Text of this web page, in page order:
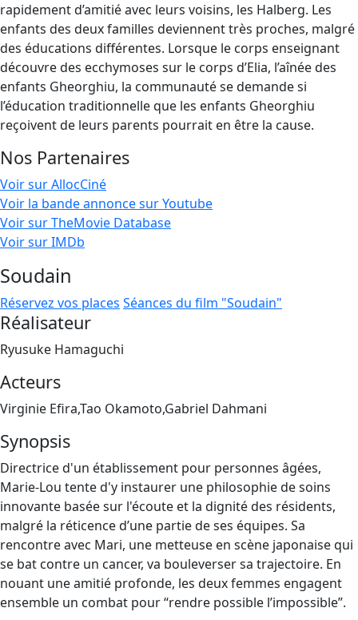
rapidement d’amitié avec leurs voisins, les Halberg. Les
enfants des deux familles deviennent très proches, malgré
des éducations différentes. Lorsque le corps enseignant
découvre des ecchymoses sur le corps d’Elia, l’aînée des
enfants Gheorghiu, la communauté se demande si
l’éducation traditionnelle que les enfants Gheorghiu
reçoivent de leurs parents pourrait en être la cause.
Nos Partenaires
Voir sur AllocCiné
Voir la bande annonce sur Youtube
Voir sur TheMovie Database
Voir sur IMDb
Soudain
Réservez vos places Séances du film "Soudain"
Réalisateur
Ryusuke Hamaguchi
Acteurs
Virginie Efira,Tao Okamoto,Gabriel Dahmani
Synopsis
Directrice d'un établissement pour personnes âgées,
Marie-Lou tente d'y instaurer une philosophie de soins
innovante basée sur l'écoute et la dignité des résidents,
malgré la réticence d’une partie de ses équipes. Sa
rencontre avec Mari, une metteuse en scène japonaise qui
se bat contre un cancer, va bouleverser sa trajectoire. En
nouant une amitié profonde, les deux femmes engagent
ensemble un combat pour “rendre possible l’impossible”.